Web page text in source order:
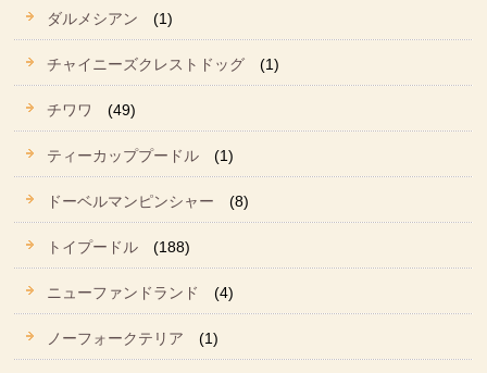
ダルメシアン (1)
チャイニーズクレストドッグ (1)
チワワ (49)
ティーカッププードル (1)
ドーベルマンピンシャー (8)
トイプードル (188)
ニューファンドランド (4)
ノーフォークテリア (1)